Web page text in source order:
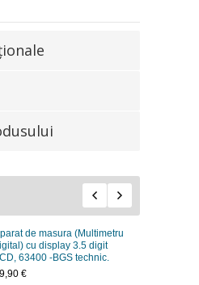
de masura (Multimetru
cu display 3.5 digit
63400 -BGS technic.
€